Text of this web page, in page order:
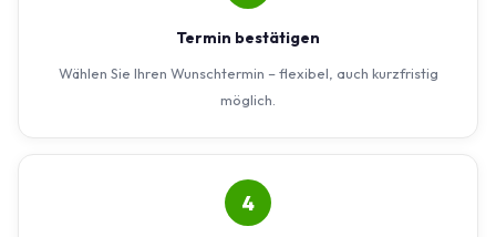
Termin bestätigen
Wählen Sie Ihren Wunschtermin – flexibel, auch kurzfristig
möglich.
4